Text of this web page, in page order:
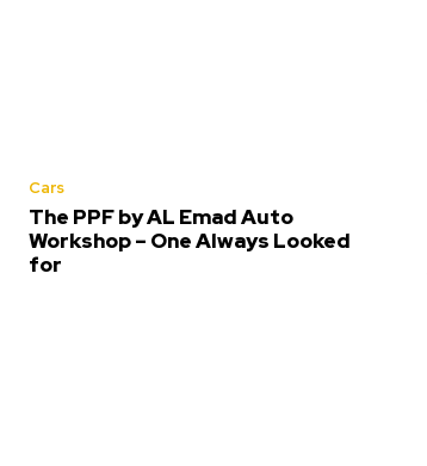
Cars
The PPF by AL Emad Auto
Workshop – One Always Looked
for